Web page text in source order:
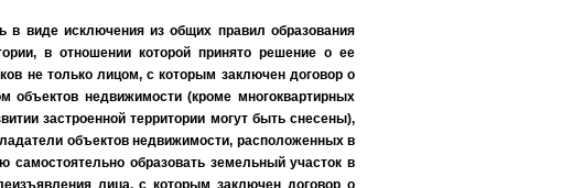
в виде исключения из общих правил образования
в отношении которой принято решение о ее
не только лицом, с которым заключен договор о
объектов недвижимости (кроме многоквартирных
застроенной территории могут быть снесены),
объектов недвижимости, расположенных в
самостоятельно образовать земельный участок в
лица, с которым заключен договор о